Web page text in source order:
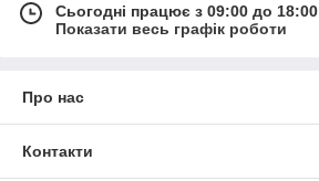
Сьогодні працює з 09:00 до 18:00
Показати весь графік роботи
Про нас
Контакти